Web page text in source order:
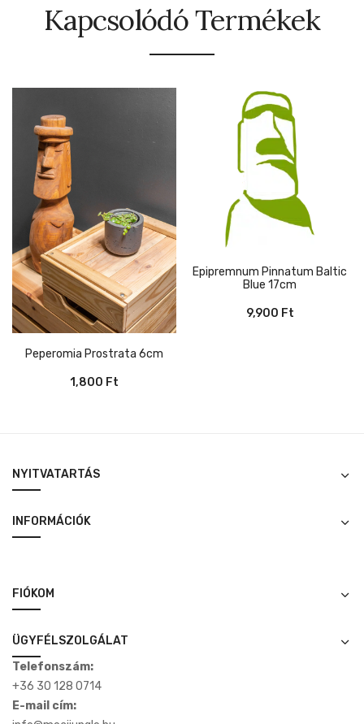
Kapcsolódó Termékek
Peperomia Prostrata 6cm
1,800 Ft
Epipremnum Pinnatum Baltic
Blue 17cm
9,900 Ft
NYITVATARTÁS
INFORMÁCIÓK
FIÓKOM
ÜGYFÉLSZOLGÁLAT
Telefonszám:
+36 30 128 0714
E-mail cím: